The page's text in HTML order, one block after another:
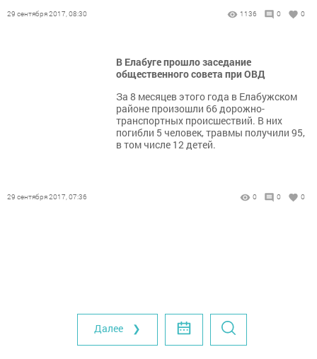
29 сентября 2017, 08:30 1136 0 0
В Елабуге прошло заседание
общественного совета при ОВД
За 8 месяцев этого года в Елабужском
районе произошли 66 дорожно-
транспортных происшествий. В них
погибли 5 человек, травмы получили 95,
в том числе 12 детей.
29 сентября 2017, 07:36 0 0 0
Далее ❯